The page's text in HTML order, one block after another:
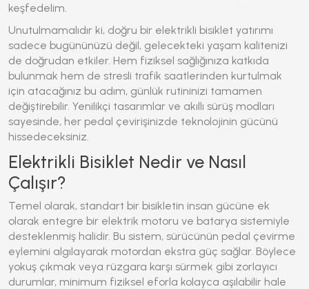
keşfedelim.
Unutulmamalıdır ki, doğru bir elektrikli bisiklet yatırımı
sadece bugününüzü değil, gelecekteki yaşam kalitenizi
de doğrudan etkiler. Hem fiziksel sağlığınıza katkıda
bulunmak hem de stresli trafik saatlerinden kurtulmak
için atacağınız bu adım, günlük rutininizi tamamen
değiştirebilir. Yenilikçi tasarımlar ve akıllı sürüş modları
sayesinde, her pedal çevirişinizde teknolojinin gücünü
hissedeceksiniz.
Elektrikli Bisiklet Nedir ve Nasıl
Çalışır?
Temel olarak, standart bir bisikletin insan gücüne ek
olarak entegre bir elektrik motoru ve batarya sistemiyle
desteklenmiş halidir. Bu sistem, sürücünün pedal çevirme
eylemini algılayarak motordan ekstra güç sağlar. Böylece
yokuş çıkmak veya rüzgara karşı sürmek gibi zorlayıcı
durumlar, minimum fiziksel eforla kolayca aşılabilir hale